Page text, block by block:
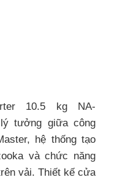
10.5 kg NA-
tưởng giữa công
hệ thống tạo
và chức năng
vải. Thiết kế cửa